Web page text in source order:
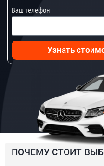
Ваш телефон
Узнать
ПОЧЕМУ СТОИТ